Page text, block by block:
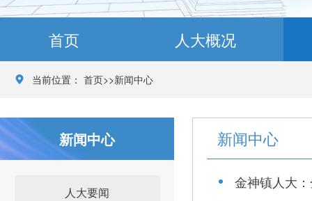
首页 人大概况
 当前位置： 首页>>新闻中心
新闻中心
人大要闻
新闻中心
金神镇人大